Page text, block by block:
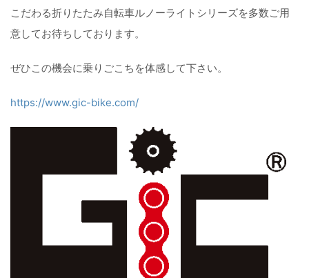
こだわる折りたたみ自転車ルノーライトシリーズを多数ご用
意してお待ちしております。
ぜひこの機会に乗りごこちを体感して下さい。
https://www.gic-bike.com/